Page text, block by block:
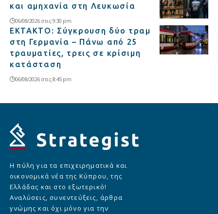
και αμηχανία στη Λευκωσία
06/08/2026 στις 9:30 pm
ΕΚΤΑΚΤΟ: Σύγκρουση δύο τραμ
στη Γερμανία – Πάνω από 25
τραυματίες, τρεις σε κρίσιμη
κατάσταση
06/08/2026 στις 8:45 pm
Η πύλη για τα επιχειρηματικά και
οικονομικά νέα της Κύπρου, της
Ελλάδας και στο εξωτερικό!
Αναλύσεις, συνεντεύξεις, άρθρα
γνώμης και όχι μόνο για την